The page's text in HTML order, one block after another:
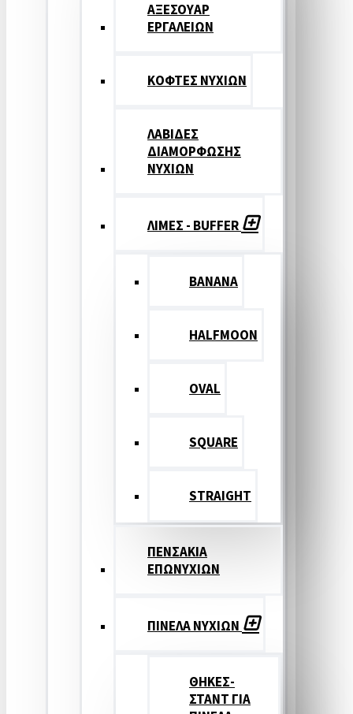
ΑΞΕΣΟΥΑΡ
ΕΡΓΑΛΕΙΩΝ
ΚΟΦΤΕΣ ΝΥΧΙΩΝ
ΛΑΒΙΔΕΣ
ΔΙΑΜΟΡΦΩΣΗΣ
ΝΥΧΙΩΝ
ΛΙΜΕΣ - BUFFER
BANANA
HALFMOON
OVAL
SQUARE
STRAIGHT
ΠΕΝΣΑΚΙΑ
ΕΠΩΝΥΧΙΩΝ
ΠΙΝΕΛΑ ΝΥΧΙΩΝ
ΘΗΚΕΣ-
ΣΤΑΝΤ ΓΙΑ